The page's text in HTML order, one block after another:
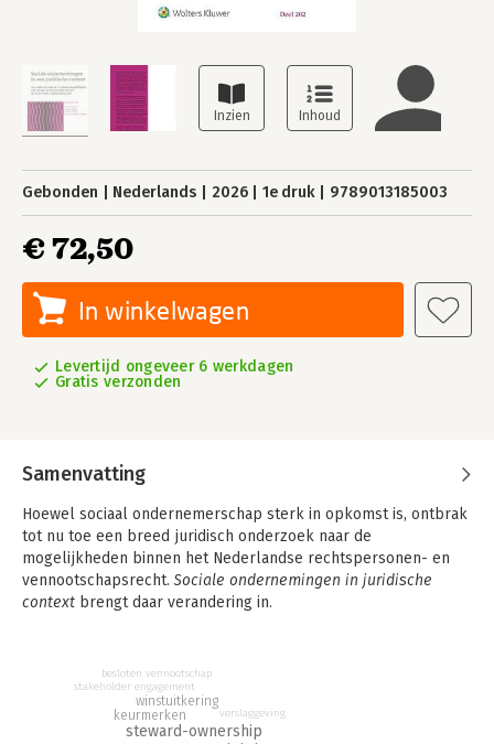
Gebonden Nederlands 2026 1e druk 9789013185003
€ 72,50
In winkelwagen
Levertijd ongeveer 6 werkdagen
Gratis verzonden
Samenvatting
Hoewel sociaal ondernemerschap sterk in opkomst is, ontbrak
tot nu toe een breed juridisch onderzoek naar de
mogelijkheden binnen het Nederlandse rechtspersonen- en
vennootschapsrecht.Sociale ondernemingen in juridische
context brengt daar verandering in.
geanalyseerd. De auteurs onderzoeken welke structuren het
recht biedt, in hoeverre deze toereikend zijn en welke
knelpunten ontstaan bij het vormgeven van maatschappelijke
steward-ownership
keurmerken
winstuitkering
verslaggeving
stakeholder engagement
besloten vennootschap